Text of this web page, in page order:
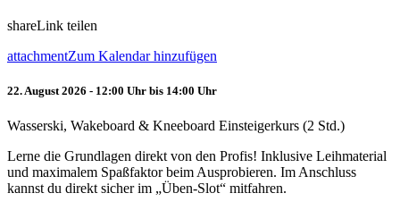
shareLink teilen
attachmentZum Kalendar hinzufügen
22. August 2026 - 12:00 Uhr bis 14:00 Uhr
Wasserski, Wakeboard & Kneeboard Einsteigerkurs (2 Std.)
Lerne die Grundlagen direkt von den Profis! Inklusive Leihmaterial
und maximalem Spaßfaktor beim Ausprobieren. Im Anschluss
kannst du direkt sicher im „Üben-Slot“ mitfahren.